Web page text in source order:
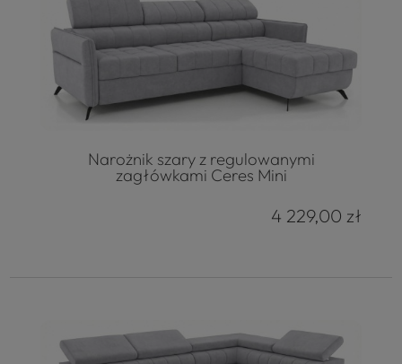
Narożnik szary z regulowanymi
zagłówkami Ceres Mini
4 229,00 zł